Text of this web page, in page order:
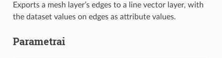
Exports a mesh layer’s edges to a line vector layer, with
the dataset values on edges as attribute values.
Parametrai